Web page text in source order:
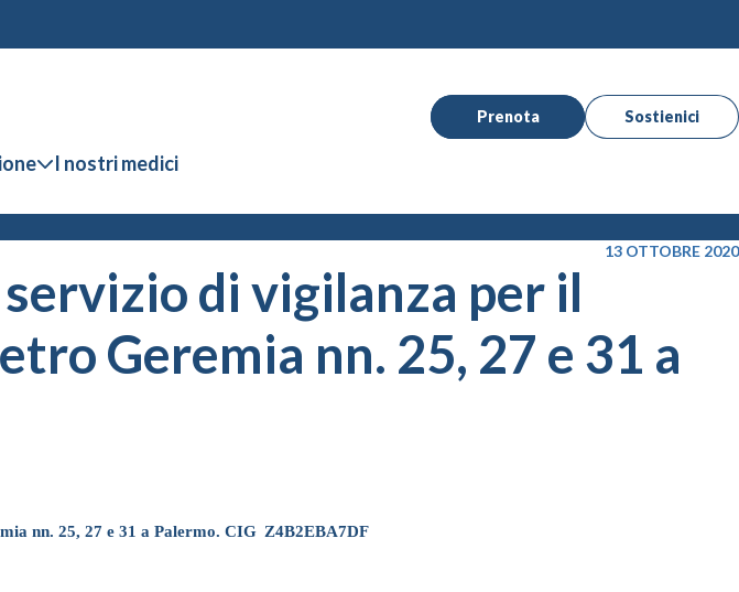
Prenota Sostienici
I nostri medici
13 OTTOBRE 2020
di vigilanza per il
Geremia nn. 25, 27 e 31 a
nn. 25, 27 e 31 a Palermo. CIG Z4B2EBA7DF